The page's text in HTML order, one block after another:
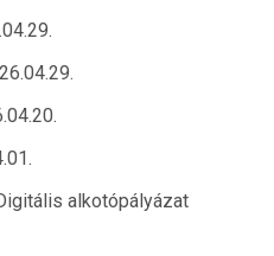
alkotópályázat